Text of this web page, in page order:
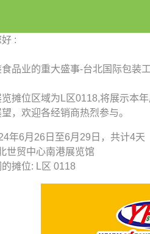
:
品业的重大盛事-台北国际包装
摊位区域为L区0118,将展示本
，欢迎各经销商热烈参与。
年6月26日至6月29日，共计4天
世贸中心南港展览馆
摊位: L区 0118